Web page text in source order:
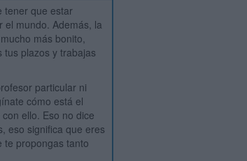
tener que estar
el mundo. Además, la
más bonito,
plazos y trabajas
particular ni
cómo está el
ello. Eso no dice
eso significa que eres
te propongas tanto